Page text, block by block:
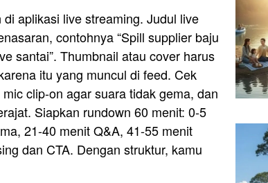
aplikasi live streaming. Judul live
contohnya “Spill supplier baju
santai”. Thumbnail atau cover harus
itu yang muncul di feed. Cek
clip-on agar suara tidak gema, dan
Siapkan rundown 60 menit: 0-5
21-40 menit Q&A, 41-55 menit
dan CTA. Dengan struktur, kamu